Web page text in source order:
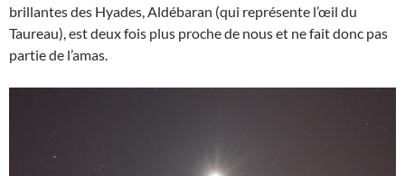
brillantes des Hyades, Aldébaran (qui représente l’œil du
Taureau), est deux fois plus proche de nous et ne fait donc pas
partie de l’amas.